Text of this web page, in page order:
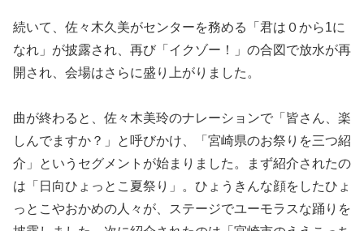
続いて、佐々木久美がセンターを務める「君は０から1に
なれ」が披露され、再び「イクゾー！」の合図で放水が再
開され、会場はさらに盛り上がりました。
曲が終わると、佐々木美玲のナレーションで「皆さん、楽
しんでますか？」と呼びかけ、「宮崎県のお祭りを三つ紹
介」というセグメントが始まりました。まず紹介されたの
は「日向ひょっとこ夏祭り」。ひょうきんな顔をしたひょ
っとこやおかめの人々が、ステージでユーモラスな踊りを